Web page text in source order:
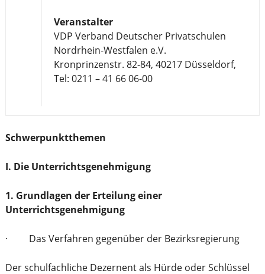
Veranstalter
VDP Verband Deutscher Privatschulen
Nordrhein-Westfalen e.V.
Kronprinzenstr. 82-84, 40217 Düsseldorf,
Tel: 0211 – 41 66 06-00
Schwerpunktthemen
I. Die Unterrichtsgenehmigung
1. Grundlagen der Erteilung einer
Unterrichtsgenehmigung
· Das Verfahren gegenüber der Bezirksregierung
Der schulfachliche Dezernent als Hürde oder Schlüssel